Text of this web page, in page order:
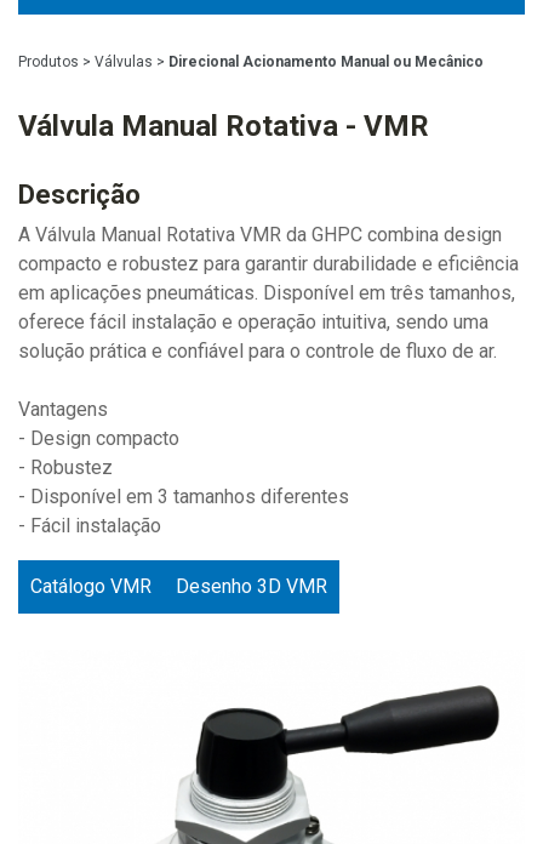
Produtos > Válvulas > Direcional Acionamento Manual ou Mecânico
Válvula Manual Rotativa - VMR
Descrição
A Válvula Manual Rotativa VMR da GHPC combina design
compacto e robustez para garantir durabilidade e eficiência
em aplicações pneumáticas. Disponível em três tamanhos,
oferece fácil instalação e operação intuitiva, sendo uma
solução prática e confiável para o controle de fluxo de ar.
Vantagens
- Design compacto
- Robustez
- Disponível em 3 tamanhos diferentes
- Fácil instalação
Catálogo VMR Desenho 3D VMR